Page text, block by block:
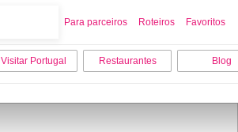
Para parceiros Roteiros Favoritos
Visitar Portugal Restaurantes Blog